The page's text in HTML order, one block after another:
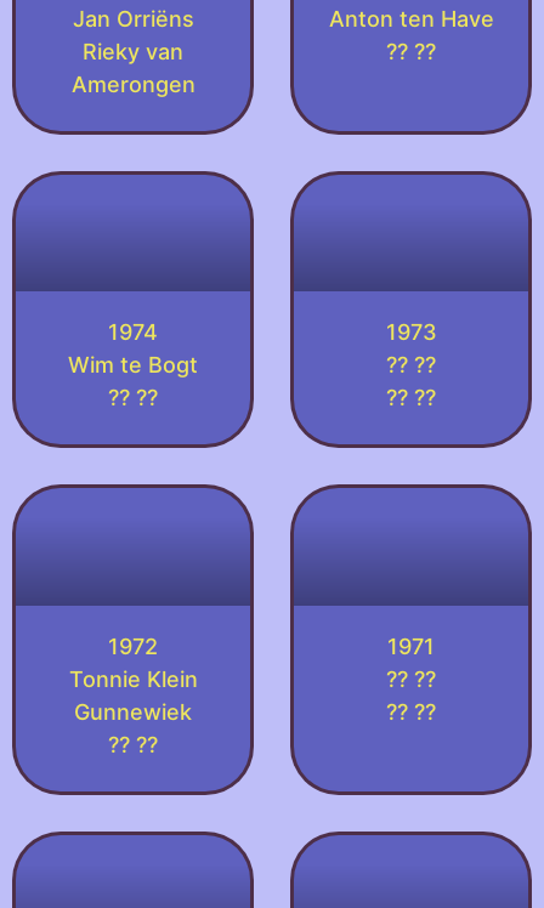
Jan Orriëns
Rieky van
Amerongen
Anton ten Have
?? ??
1974
Wim te Bogt
?? ??
1973
?? ??
?? ??
1972
Tonnie Klein
Gunnewiek
?? ??
1971
?? ??
?? ??